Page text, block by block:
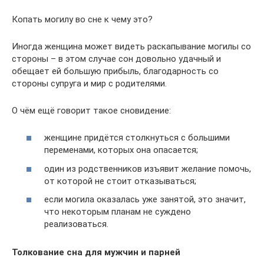
Копать могилу во сне к чему это?
Иногда женщина может видеть раскапывание могилы со
стороны – в этом случае сон довольно удачный и
обещает ей большую прибыль, благодарность со
стороны супруга и мир с родителями.
О чём ещё говорит такое сновидение:
женщине придётся столкнуться с большими
переменами, которых она опасается;
один из родственников изъявит желание помочь,
от которой не стоит отказываться;
если могила оказалась уже занятой, это значит,
что некоторым планам не суждено
реализоваться.
Толкование сна для мужчин и парней